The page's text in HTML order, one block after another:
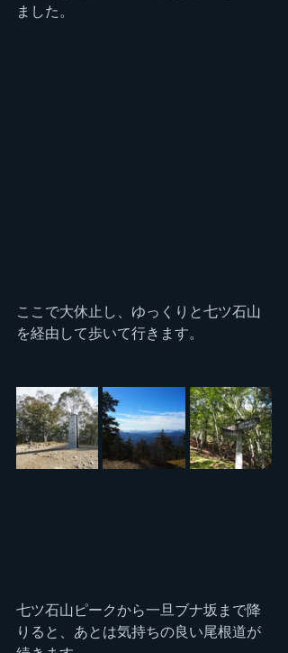
ました。
ここで大休止し、ゆっくりと七ツ石山
を経由して歩いて行きます。
七ツ石山ピークから一旦ブナ坂まで降
りると、あとは気持ちの良い尾根道が